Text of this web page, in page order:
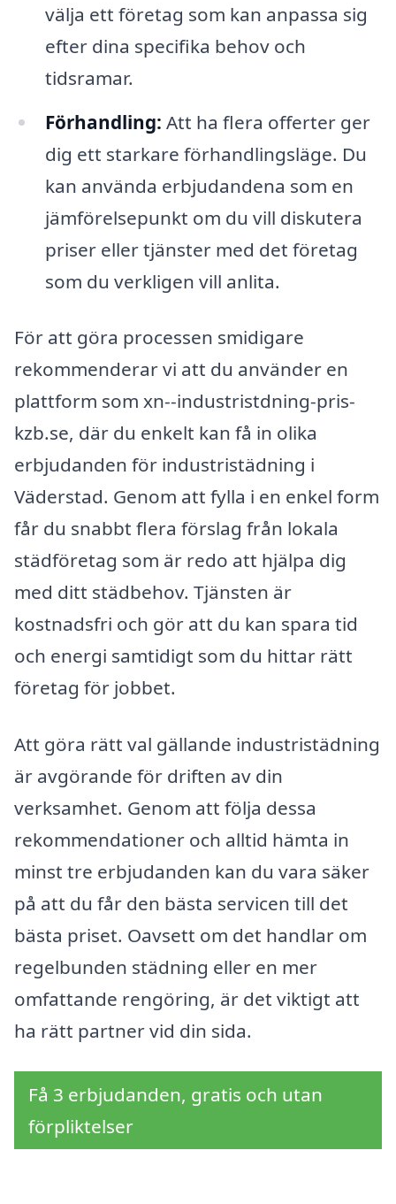
välja ett företag som kan anpassa sig
efter dina specifika behov och
tidsramar.
Förhandling: Att ha flera offerter ger
dig ett starkare förhandlingsläge. Du
kan använda erbjudandena som en
jämförelsepunkt om du vill diskutera
priser eller tjänster med det företag
som du verkligen vill anlita.
För att göra processen smidigare
rekommenderar vi att du använder en
plattform som xn--industristdning-pris-
kzb.se, där du enkelt kan få in olika
erbjudanden för industristädning i
Väderstad. Genom att fylla i en enkel form
får du snabbt flera förslag från lokala
städföretag som är redo att hjälpa dig
med ditt städbehov. Tjänsten är
kostnadsfri och gör att du kan spara tid
och energi samtidigt som du hittar rätt
företag för jobbet.
Att göra rätt val gällande industristädning
är avgörande för driften av din
verksamhet. Genom att följa dessa
rekommendationer och alltid hämta in
minst tre erbjudanden kan du vara säker
på att du får den bästa servicen till det
bästa priset. Oavsett om det handlar om
regelbunden städning eller en mer
omfattande rengöring, är det viktigt att
ha rätt partner vid din sida.
Få 3 erbjudanden, gratis och utan
förpliktelser